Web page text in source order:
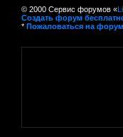
© 2000 Сервис форумов «
Создать форум
* Пожаловаться на форум